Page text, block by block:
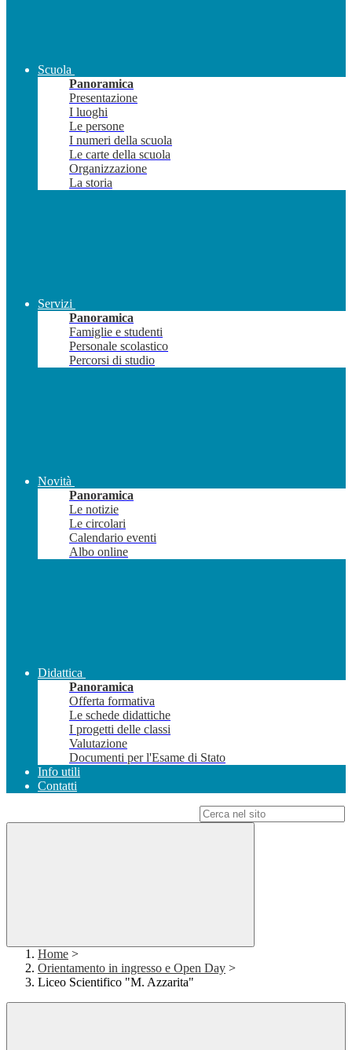
Scuola
Panoramica
Presentazione
I luoghi
Le persone
I numeri della scuola
Le carte della scuola
Organizzazione
La storia
Servizi
Panoramica
Famiglie e studenti
Personale scolastico
Percorsi di studio
Novità
Panoramica
Le notizie
Le circolari
Calendario eventi
Albo online
Didattica
Panoramica
Offerta formativa
Le schede didattiche
I progetti delle classi
Valutazione
Documenti per l'Esame di Stato
Info utili
Contatti
Home >
Orientamento in ingresso e Open Day >
Liceo Scientifico "M. Azzarita"